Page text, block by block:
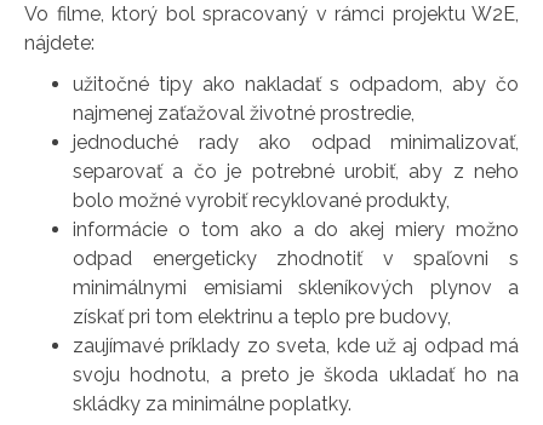
Vo filme, ktorý bol spracovaný v rámci projektu W2E,
nájdete:
užitočné tipy ako nakladať s odpadom, aby čo
najmenej zaťažoval životné prostredie,
jednoduché rady ako odpad minimalizovať,
separovať a čo je potrebné urobiť, aby z neho
bolo možné vyrobiť recyklované produkty,
informácie o tom ako a do akej miery možno
odpad energeticky zhodnotiť v spaľovni s
minimálnymi emisiami skleníkových plynov a
získať pri tom elektrinu a teplo pre budovy,
zaujímavé príklady zo sveta, kde už aj odpad má
svoju hodnotu, a preto je škoda ukladať ho na
skládky za minimálne poplatky.